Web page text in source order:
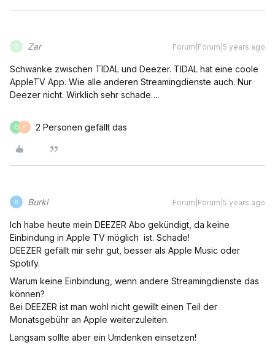
Z Zar Forum|Forum|5 years ago
Schwanke zwischen TIDAL und Deezer. TIDAL hat eine coole
AppleTV App. Wie alle anderen Streamingdienste auch. Nur
Deezer nicht. Wirklich sehr schade….
D E 2 Personen gefällt das
B Burki Forum|Forum|5 years ago
Ich habe heute mein DEEZER Abo gekündigt, da keine
Einbindung in Apple TV möglich ist. Schade!
DEEZER gefällt mir sehr gut, besser als Apple Music oder
Spotify.
Warum keine Einbindung, wenn andere Streamingdienste das
können?
Bei DEEZER ist man wohl nicht gewillt einen Teil der
Monatsgebühr an Apple weiterzuleiten.
Langsam sollte aber ein Umdenken einsetzen!